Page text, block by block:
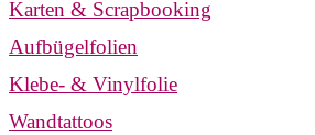
Karten & Scrapbooking
Aufbügelfolien
Klebe- & Vinylfolie
Wandtattoos